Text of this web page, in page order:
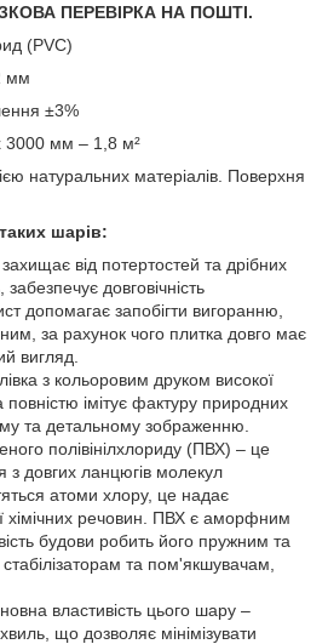
ПЕРЕВІРКА НА ПОШТІ.
(PVC)
мм
±3%
3000 мм – 1,8 м²
натуральних матеріалів. Поверхня
шарів:
від потертостей та дрібних
довговічність
допомагає запобігти вигоранню,
за рахунок чого плитка довго має
вигляд.
з кольоровим друком високої
повністю імітує фактуру природних
та детальному зображенню.
полівінілхлориду (ПВХ) – це
з довгих ланцюгів молекул
атоми хлору, це надає
хімічних речовин. ПВХ є аморфним
будови робить його пружним та
та пом'якшувачам,
властивість цього шару –
що дозволяє мінімізувати